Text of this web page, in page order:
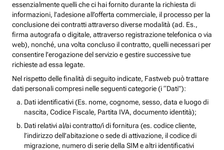
essenzialmente quelli che ci hai fornito durante la richiesta di
informazioni, l’adesione all’offerta commerciale, il processo per la
conclusione dei contratti attraverso diverse modalità (ad. Es.,
firma autografa o digitale, attraverso registrazione telefonica o via
web), nonché, una volta concluso il contratto, quelli necessari per
consentire l’erogazione del servizio e gestire successive tue
richieste ad essa legate.
Nel rispetto delle finalità di seguito indicate, Fastweb può trattare
dati personali compresi nelle seguenti categorie (i “Dati”):
Dati identificativi (Es. nome, cognome, sesso, data e luogo di
nascita, Codice Fiscale, Partita IVA, documento identità);
Dati relativi al/ai contratto/i di fornitura (es. codice cliente,
l’indirizzo dell’abitazione o sede di attivazione, il codice di
migrazione, numero di serie della SIM e altri identificativi